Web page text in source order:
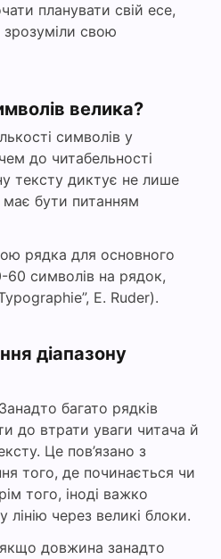
планувати свій есе,
свою
велика?
символів у
до читабельності
тексту диктує не лише
бути питанням
рядка для основного
символів на рядок,
E. Ruder).
діапазону
багато рядків
до втрати уваги читача й
Це пов’язано з
того, де починається чи
того, іноді важко
через великі блоки.
довжина занадто